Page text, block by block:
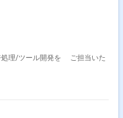
処理/ツール開発を ご担当いた